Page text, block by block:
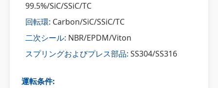
99.5%/SiC/SSiC/TC
回転環: Carbon/SiC/SSiC/TC
二次シール: NBR/EPDM/Viton
スプリングおよびプレス部品: SS304/SS316
運転条件: